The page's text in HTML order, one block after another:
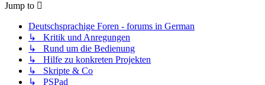
Jump to
Deutschsprachige Foren - forums in German
↳ Kritik und Anregungen
↳ Rund um die Bedienung
↳ Hilfe zu konkreten Projekten
↳ Skripte & Co
↳ PSPad